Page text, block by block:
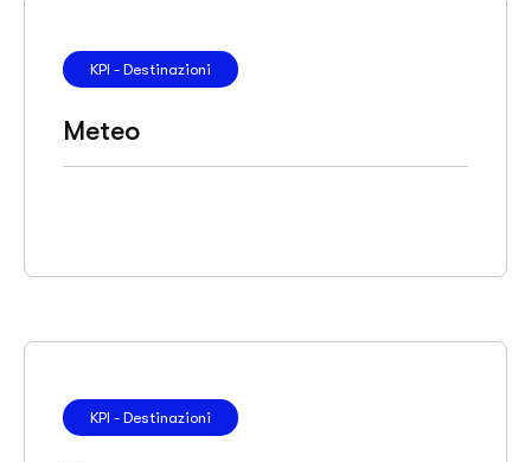
KPI - Destinazioni
Meteo
KPI - Destinazioni